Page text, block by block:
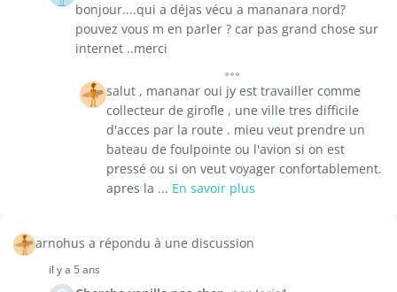
bonjour....qui a déjas vécu a mananara nord?
pouvez vous m en parler ? car pas grand chose sur
internet ..merci
salut , mananar oui jy est travailler comme
collecteur de girofle , une ville tres difficile
d'acces par la route . mieu veut prendre un
bateau de foulpointe ou l'avion si on est
pressé ou si on veut voyager confortablement.
apres la ... En savoir plus
arnohus a répondu à une discussion
il y a 5 ans